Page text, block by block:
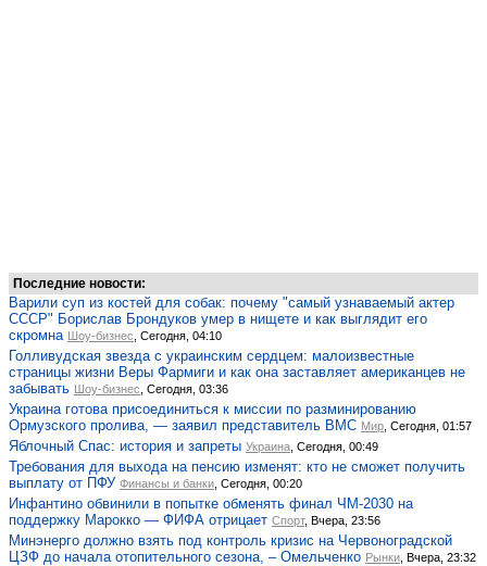
Последние новости:
Варили суп из костей для собак: почему "самый узнаваемый актер
СССР" Борислав Брондуков умер в нищете и как выглядит его
скромна Шоу-бизнес , Сегодня, 04:10
Голливудская звезда с украинским сердцем: малоизвестные
страницы жизни Веры Фармиги и как она заставляет американцев не
забывать Шоу-бизнес , Сегодня, 03:36
Украина готова присоединиться к миссии по разминированию
Ормузского пролива, — заявил представитель ВМС Мир , Сегодня, 01:57
Яблочный Спас: история и запреты Украина , Сегодня, 00:49
Требования для выхода на пенсию изменят: кто не сможет получить
выплату от ПФУ Финансы и банки , Сегодня, 00:20
Инфантино обвинили в попытке обменять финал ЧМ-2030 на
поддержку Марокко — ФИФА отрицает Спорт, Вчера, 23:56
Минэнерго должно взять под контроль кризис на Червоноградской
ЦЗФ до начала отопительного сезона, – Омельченко Рынки , Вчера, 23:32